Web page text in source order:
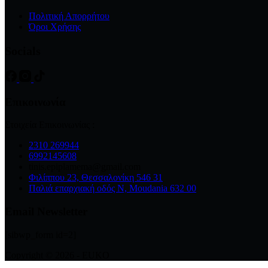
Πολιτική Απορρήτου
Όροι Χρήσης
2310 269944
6992145608
Φιλίππου 23, Θεσσαλονίκη 546 31
Παλιά επαρχιακή οδός Ν, Moudania 632 00